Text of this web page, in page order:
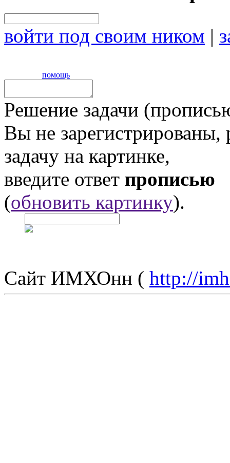
войти под своим ником |
помощь
Решение задачи
Вы не
задачу на картинке,
введите ответ прописью
(обновить картинку).
Сайт ИМХОнн ( http://